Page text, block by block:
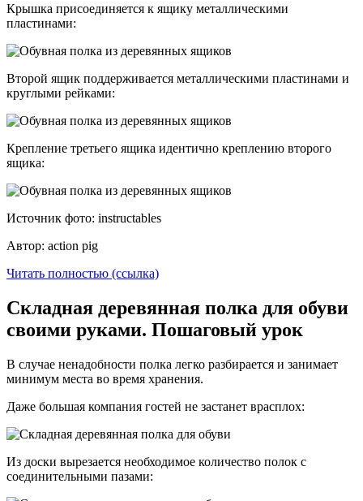
Крышка присоединяется к ящику металлическими
пластинами:
Второй ящик поддерживается металлическими пластинами и
круглыми рейками:
Крепление третьего ящика идентично креплению второго
ящика:
Источник фото: instructables
Автор: action pig
Читать полностью (ссылка)
Складная деревянная полка для обуви
своими руками. Пошаговый урок
В случае ненадобности полка легко разбирается и занимает
минимум места во время хранения.
Даже большая компания гостей не застанет врасплох:
Из доски вырезается необходимое количество полок с
соединительными пазами: